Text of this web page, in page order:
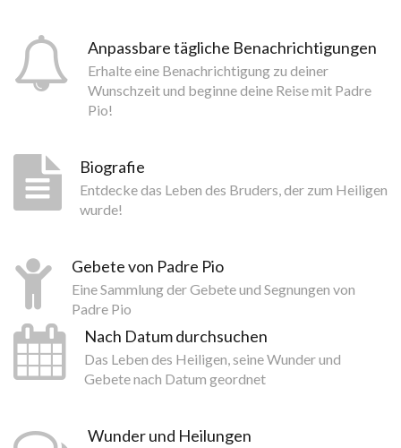
Anpassbare tägliche Benachrichtigungen
Erhalte eine Benachrichtigung zu deiner
Wunschzeit und beginne deine Reise mit Padre
Pio!
Biografie
Entdecke das Leben des Bruders, der zum Heiligen
wurde!
Gebete von Padre Pio
Eine Sammlung der Gebete und Segnungen von
Padre Pio
Nach Datum durchsuchen
Das Leben des Heiligen, seine Wunder und
Gebete nach Datum geordnet
Wunder und Heilungen